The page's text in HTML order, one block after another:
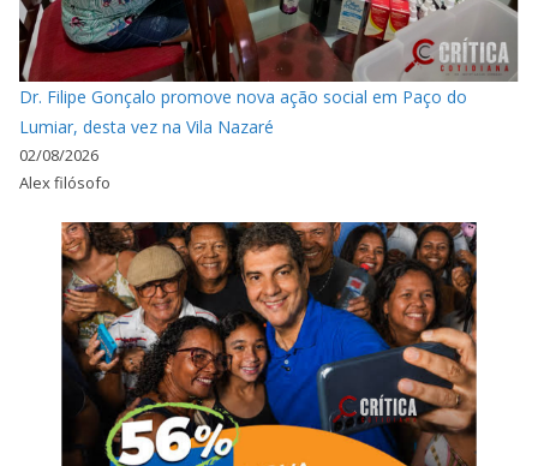
Dr. Filipe Gonçalo promove nova ação social em Paço do
Lumiar, desta vez na Vila Nazaré
02/08/2026
Alex filósofo